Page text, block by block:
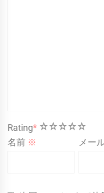
Rating* 5
4
3
2
1
名前 ※ メー